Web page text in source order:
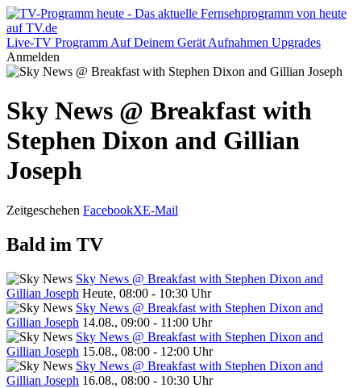
Live-TV Programm Auf Deinem Gerät Aufnahmen Upgrades
Anmelden
Sky News @ Breakfast with
Stephen Dixon and Gillian
Joseph
Zeitgeschehen FacebookXE-Mail
Bald im TV
Sky News @ Breakfast with Stephen Dixon and
Gillian Joseph Heute, 08:00 - 10:30 Uhr
Sky News @ Breakfast with Stephen Dixon and
Gillian Joseph 14.08., 09:00 - 11:00 Uhr
Sky News @ Breakfast with Stephen Dixon and
Gillian Joseph 15.08., 08:00 - 12:00 Uhr
Sky News @ Breakfast with Stephen Dixon and
Gillian Joseph 16.08., 08:00 - 10:30 Uhr